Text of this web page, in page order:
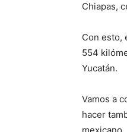
Chiapas,
Con esto,
554
Yucatán.
Vamos a
hacer